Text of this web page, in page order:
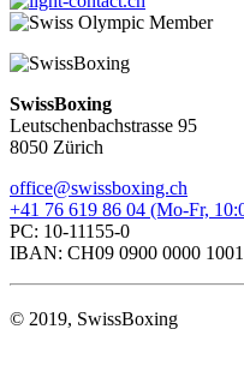
SwissBoxing
Leutschenbachstrasse 95
8050 Zürich
office@swissboxing.ch
+41 76 619 86 04 (Mo-Fr,
PC: 10-11155-0
IBAN: CH09 0900 0000
© 2019, SwissBoxing